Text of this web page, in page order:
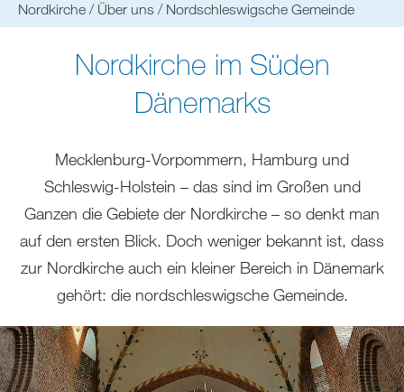
Sie
befinden
Nordkirche Über uns Nordschleswigsche Gemeinde
Nordkirche im Süden
Dänemarks
Mecklenburg-Vorpommern, Hamburg und
Schleswig-Holstein – das sind im Großen und
Ganzen die Gebiete der Nordkirche – so denkt man
auf den ersten Blick. Doch weniger bekannt ist, dass
zur Nordkirche auch ein kleiner Bereich in Dänemark
gehört: die nordschleswigsche Gemeinde.